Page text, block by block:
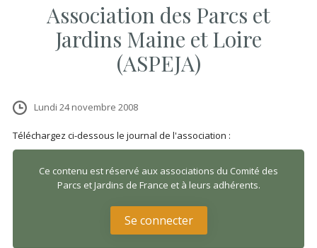
Association des Parcs et
Jardins Maine et Loire
(ASPEJA)
Lundi 24 novembre 2008
Téléchargez ci-dessous le journal de l'association :
Ce contenu est réservé aux associations du Comité des
Parcs et Jardins de France et à leurs adhérents.
Se connecter